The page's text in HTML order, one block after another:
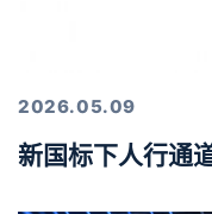
2026.05.09
新国标下人行通